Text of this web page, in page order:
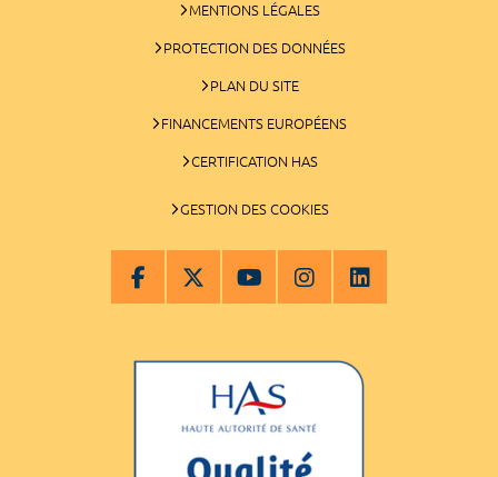
MENTIONS LÉGALES
PROTECTION DES DONNÉES
PLAN DU SITE
FINANCEMENTS EUROPÉENS
CERTIFICATION HAS
GESTION DES COOKIES